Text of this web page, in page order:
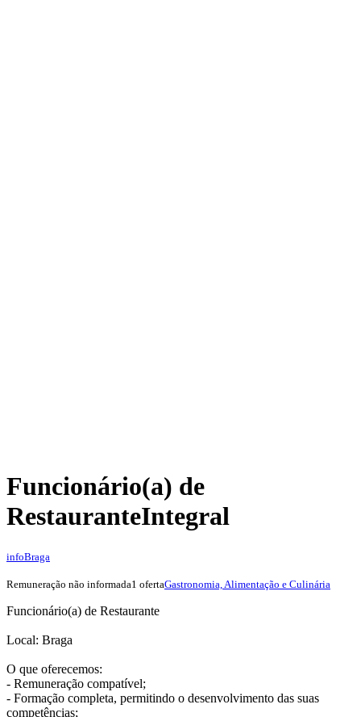
Funcionário(a) de
RestauranteIntegral
infoBraga
Remuneração não informada1 ofertaGastronomia, Alimentação e Culinária
Funcionário(a) de Restaurante
Local: Braga
O que oferecemos:
- Remuneração compatível;
- Formação completa, permitindo o desenvolvimento das suas
competências;